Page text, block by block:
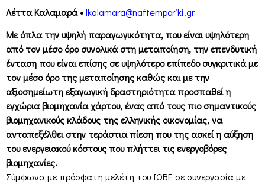
Λέττα Καλαμαρά •lkalamara@naftemporiki.gr
Με όπλα την υψηλή παραγωγικότητα, που είναι υψηλότερη
από τον μέσο όρο συνολικά στη μεταποίηση, την επενδυτική
ένταση που είναι επίσης σε υψηλότερο επίπεδο συγκριτικά με
τον μέσο όρο της μεταποίησης καθώς και με την
αξιοσημείωτη εξαγωγική δραστηριότητα προσπαθεί η
εγχώρια βιομηχανία χάρτου, ένας από τους πιο σημαντικούς
βιομηχανικούς κλάδους της ελληνικής οικονομίας, να
ανταπεξέλθει στην τεράστια πίεση που της ασκεί η αύξηση
του ενεργειακού κόστους που πλήττει τις ενεργοβόρες
βιομηχανίες.
Σύμφωνα με πρόσφατη μελέτη του ΙΟΒΕ σε συνεργασία με